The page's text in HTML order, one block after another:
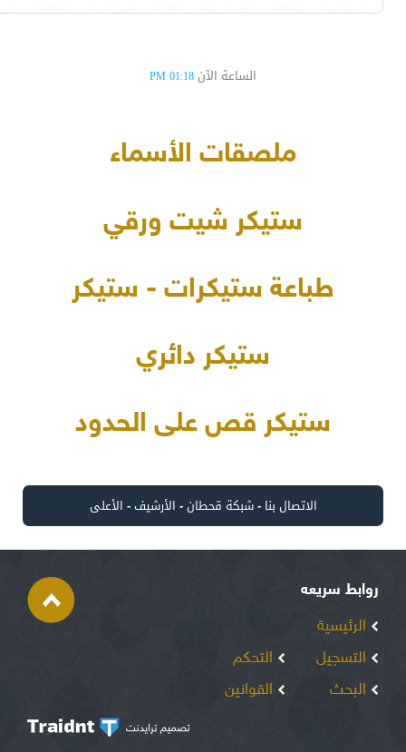
الساعة الآن 01:18 PM
ملصقات الأسماء
ستيكر شيت ورقي
طباعة ستيكرات - ستيكر
ستيكر دائري
ستيكر قص على الحدود
الاتصال بنا -شبكة قحطان- الأرشيف- الأعلى
روابط سريعه
الرئيسية
التسجيل
البحث
التحكم
القوانين